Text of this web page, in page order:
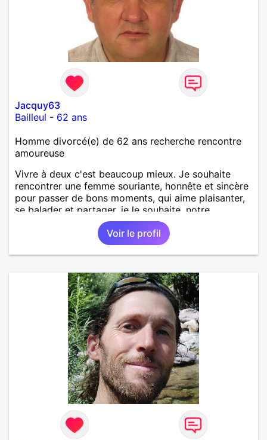
Jacquy63
Bailleul - 62 ans
Homme divorcé(e) de 62 ans recherche rencontre
amoureuse
Vivre à deux c'est beaucoup mieux. Je souhaite
rencontrer une femme souriante, honnête et sincère
pour passer de bons moments, qui aime plaisanter,
se balader et partager, je le souhaite, notre
complicité. J'aime beaucoup les chantiers de
randonnée pour se défouler, se relaxer, se détendre
et finalement prendre du bon temps. C'est difficile
de tout dire en quelques lignes. En revanche, vous
d'informations. A bientôt
Voir le profil